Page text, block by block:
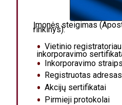
Įmonės steigimas
rinkinys):
Vietinio
inkorporavimo
Inkorporavimo
Registruotas
Akcijų sertifikatai
Pirmieji protokolai